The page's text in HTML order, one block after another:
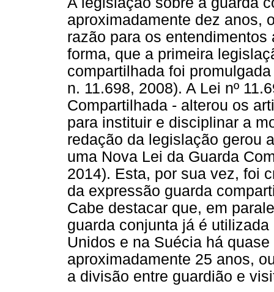
aproximadamente dez anos,
razão para os
forma, que a primeira
compartilhada foi
n. 11.698, 2008). A Lei nº
Compartilhada - alterou os
para instituir e disciplinar a
redação da legislação gerou
uma Nova Lei da Guarda
2014). Esta, por sua vez, foi
da expressão guarda
Cabe destacar que, em
guarda conjunta já é
Unidos e na Suécia há
aproximadamente 25 anos,
a divisão entre guardião e